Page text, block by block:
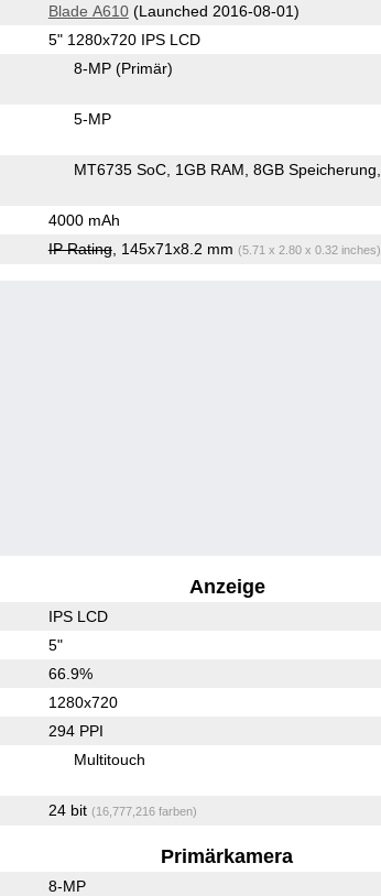
Blade A610(Launched 2016-08-01)
5" 1280x720 IPS LCD
8-MP (Primär)
5-MP
MT6735 SoC 1GB RAM 8GB Speicherung
4000 mAh
IP Rating, 145x71x8.2 mm (5.71 x 2.80 x 0.32 inches)
Anzeige
IPS LCD
5"
66.9%
1280x720
294 PPI
Multitouch
24 bit (16,777,216 farben)
Primärkamera
8-MP